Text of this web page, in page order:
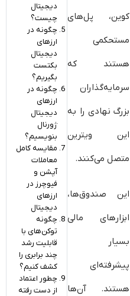
کوین، پل‌های
مستحکمی
هستند که
سرمایه‌گذاران
بزرگ نهادی را به
این ویترین
متصل می‌کنند.
این صندوق‌ها،
ابزارهای مالی
بسیار
پیشرفته‌ای
هستند. آن‌ها
دیجیتال
چیست؟
چگونه در
ارزهای
دیجیتال
بکتست
بگیریم؟
چگونه در
ارزهای
دیجیتال
ژورنال
بنویسیم؟
مقایسه کامل
معاملات
آپشن و
فیوچرز در
ارزهای
دیجیتال
چگونه
توکن‌های با
قابلیت رشد
چند برابری را
کشف کنیم؟
چطور اعتماد
از دست رفته